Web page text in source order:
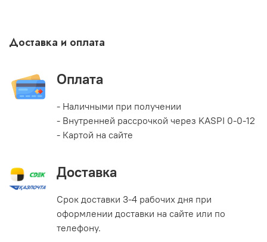
Доставка и оплата
Оплата
- Наличными при получении
- Внутренней рассрочкой через KASPI 0-0-12
- Картой на сайте
Доставка
Срок доставки 3-4 рабочих дня при
оформлении доставки на сайте или по
телефону.